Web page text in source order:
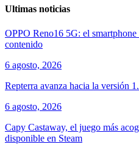
Ultimas noticias
OPPO Reno16 5G: el smartphone
contenido
6 agosto, 2026
Repterra avanza hacia la versión
6 agosto, 2026
Capy Castaway, el juego más
disponible en Steam